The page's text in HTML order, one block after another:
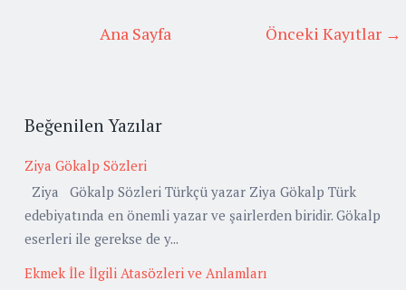
Önceki Kayıtlar →
Ana Sayfa
Beğenilen Yazılar
Ziya Gökalp Sözleri
Ziya Gökalp Sözleri Türkçü yazar Ziya Gökalp Türk
edebiyatında en önemli yazar ve şairlerden biridir. Gökalp
eserleri ile gerekse de y...
Ekmek İle İlgili Atasözleri ve Anlamları